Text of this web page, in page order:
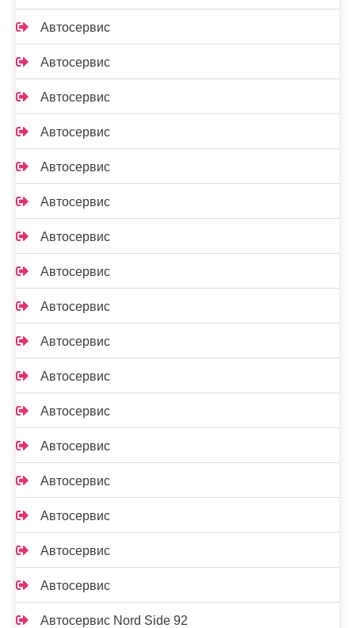
Автосервис
Автосервис
Автосервис
Автосервис
Автосервис
Автосервис
Автосервис
Автосервис
Автосервис
Автосервис
Автосервис
Автосервис
Автосервис
Автосервис
Автосервис
Автосервис
Автосервис
Автосервис Nord Side 92